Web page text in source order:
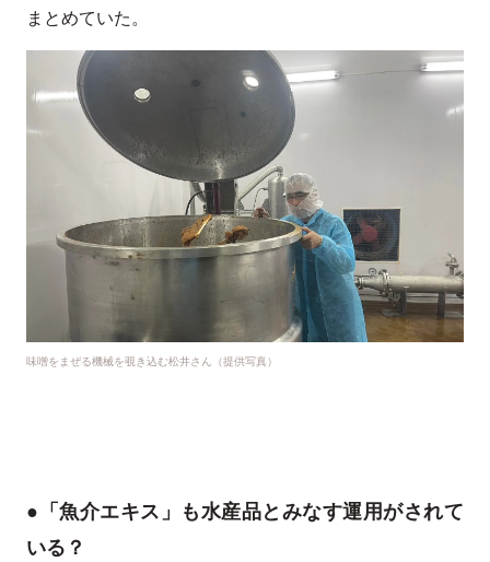
まとめていた。
味噌をまぜる機械を覗き込む松井さん（提供写真）
●「魚介エキス」も水産品とみなす運用がされて
いる？